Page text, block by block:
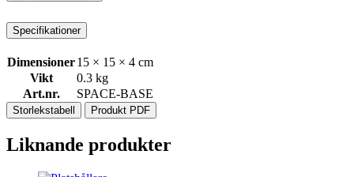
Specifikationer
Dimensioner15 × 15 × 4 cm
Vikt
0.3 kg
Art.nr.
SPACE-BASE
Storlekstabell Produkt PDF
Liknande produkter